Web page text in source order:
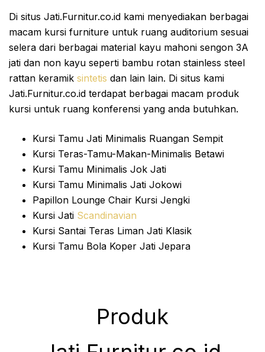
Di situs Jati.Furnitur.co.id kami menyediakan berbagai
macam kursi furniture untuk ruang auditorium sesuai
selera dari berbagai material kayu mahoni sengon 3A
jati dan non kayu seperti bambu rotan stainless steel
rattan keramik sintetis dan lain lain. Di situs kami
Jati.Furnitur.co.id terdapat berbagai macam produk
kursi untuk ruang konferensi yang anda butuhkan.
Kursi Tamu Jati Minimalis Ruangan Sempit
Kursi Teras-Tamu-Makan-Minimalis Betawi
Kursi Tamu Minimalis Jok Jati
Kursi Tamu Minimalis Jati Jokowi
Papillon Lounge Chair Kursi Jengki
Kursi Jati Scandinavian
Kursi Santai Teras Liman Jati Klasik
Kursi Tamu Bola Koper Jati Jepara
Produk